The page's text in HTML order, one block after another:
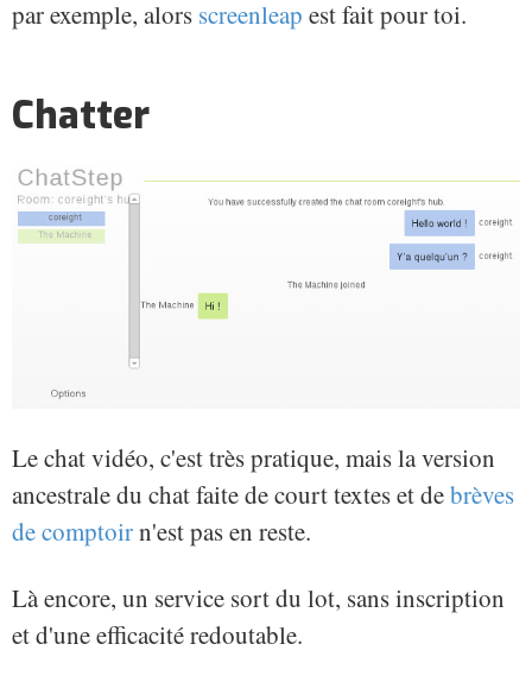
par exemple, alors screenleap est fait pour toi.
Chatter
Le chat vidéo, c'est très pratique, mais la version
ancestrale du chat faite de court textes et debrèves
de comptoirn'est pas en reste.
Là encore, un service sort du lot, sans inscription
et d'une efficacité redoutable.